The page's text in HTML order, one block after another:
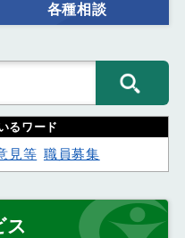
各種相談
るワード
見等 職員募集
ス